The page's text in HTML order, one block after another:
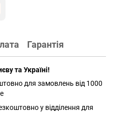
Гарантія
та Україні!
для замовлень від 1000
у відділення для